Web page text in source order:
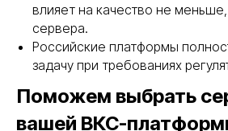
влияет на качество не
сервера.
Российские платформы
задачу при требованиях
Поможем выбрать
вашей ВКС-